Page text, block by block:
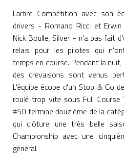
Larbre Compétition avec son
drivers - Romano Ricci et
Nick Boulle, Silver - n'a pas fait
relais pour les pilotes qui
temps en course. Pendant la
des crevaisons sont venus
L'équipe écope d'un Stop & Go
roulé trop vite sous Full Course
#50 termine douzième de la
qui clôture une très belle
Championship avec une
général.